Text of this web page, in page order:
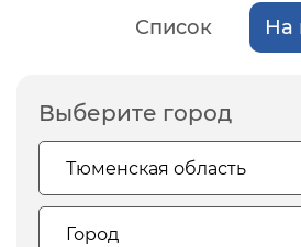
Список На
Выберите город